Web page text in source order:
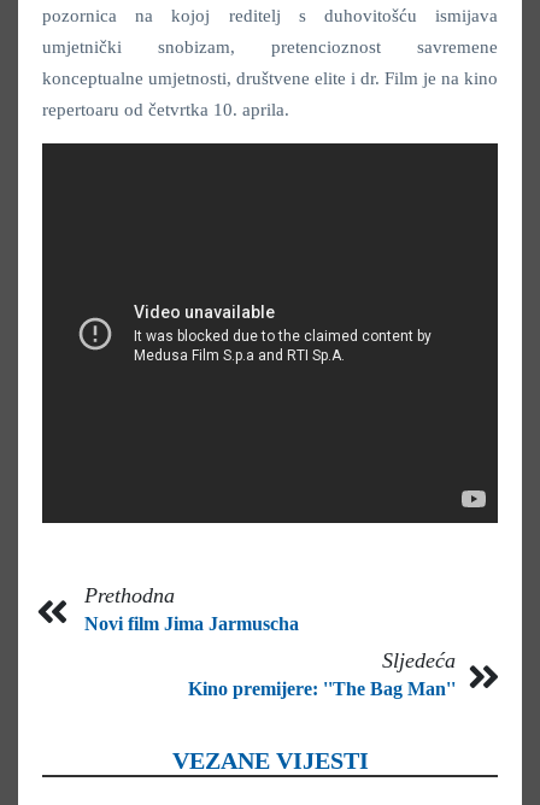
pozornica na kojoj reditelj s duhovitošću ismijava
umjetnički snobizam, pretencioznost savremene
konceptualne umjetnosti, društvene elite i dr. Film je na kino
repertoaru od četvrtka 10. aprila.
Prethodna
Novi film Jima Jarmuscha
Sljedeća
Kino premijere: ''The Bag Man''
VEZANE VIJESTI